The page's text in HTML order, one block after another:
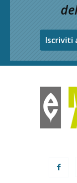
Iscriviti